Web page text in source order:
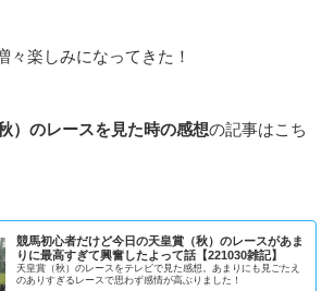
々楽しみになってきた！
）のレースを見た時の感想の記事はこち
競馬初心者だけど今日の天皇賞（秋）のレースがあま
りに最高すぎて興奮したよって話【221030雑記】
天皇賞（秋）のレースをテレビで見た感想。あまりにも見ごたえ
のありすぎるレースで思わず感情が高ぶりました！